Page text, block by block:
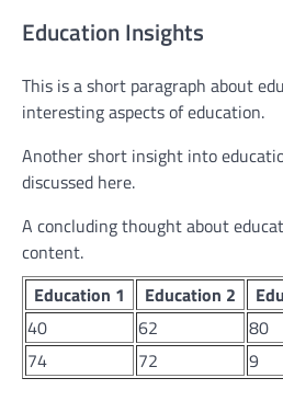
Education Insights
This is a short paragraph about
interesting aspects of education.
Another short insight into
discussed here.
A concluding thought about
content.
Education 1
Education 2
40
62 80
74
72 9